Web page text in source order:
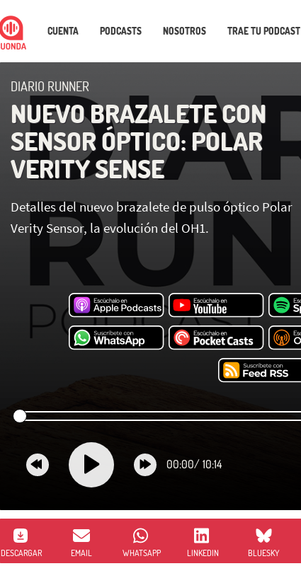
CUENTA PODCASTS NOSOTROS TRAE TU PODCAST
DIARIO RUNNER
NUEVO BRAZALETE CON
SENSOR ÓPTICO: POLAR
VERITY SENSE
Detalles del nuevo brazalete de pulso óptico Polar
Verity Sensor, la evolución del OH1.
00:00/ 10:14
DESCARGAR EMAIL WHATSAPP LINKEDIN BLUESKY